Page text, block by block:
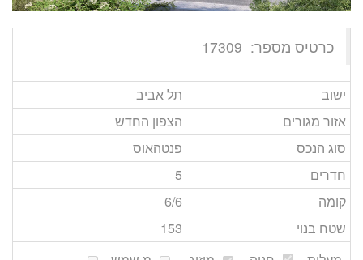
כרטיס מספר: 17309
ישוב
תל אביב
אזור מגורים
הצפון החדש
סוג הנכס
פנטהאוס
חדרים
5
קומה
6/6
שטח בנוי
153